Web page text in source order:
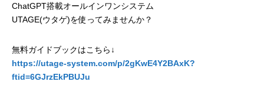
ChatGPT搭載オールインワンシステム
UTAGE(ウタゲ)を使ってみませんか？
無料ガイドブックはこちら↓
https://utage-system.com/p/2gKwE4Y2BAxK?
ftid=6GJrzEkPBUJu